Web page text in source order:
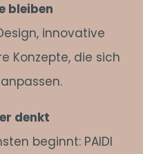
bleiben
innovative
Konzepte, die sich
denkt
beginnt: PAIDI